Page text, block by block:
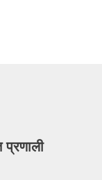
प्रणाली